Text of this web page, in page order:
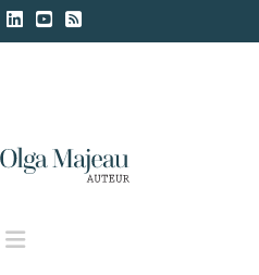
Navigation